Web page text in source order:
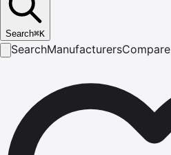
Search⌘K
SearchManufacturersCompare